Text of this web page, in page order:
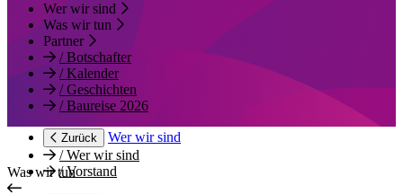
Wer wir sind
Was wir tun
Partner
/Botschafter
/Kalender
/Geschichten
/Baureise 2026
Zurück
Wer wir sind
/Wer wir sind
/Vorstand
Was wir tun